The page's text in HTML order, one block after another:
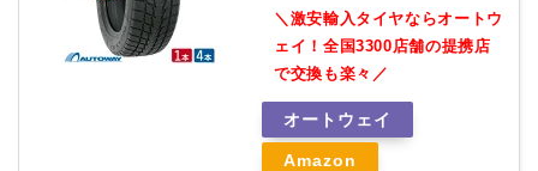
＼激安輸入タイヤならオートウ
ェイ！全国3300店舗の提携店
で交換も楽々／
オートウェイ
Amazon